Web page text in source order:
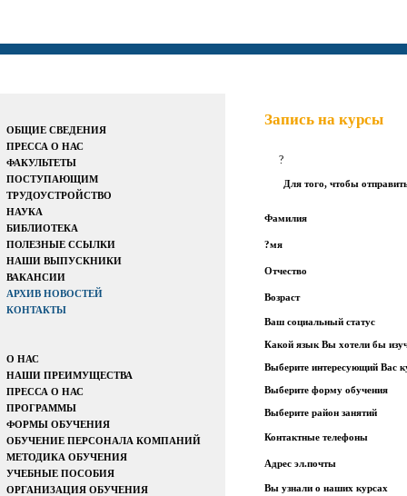
ОБЩИЕ СВЕДЕНИЯ
ПРЕССА О НАС
ФАКУЛЬТЕТЫ
ПОСТУПАЮЩИМ
ТРУДОУСТРОЙСТВО
НАУКА
БИБЛИОТЕКА
ПОЛЕЗНЫЕ ССЫЛКИ
НАШИ ВЫПУСКНИКИ
ВАКАНСИИ
АРХИВ НОВОСТЕЙ
КОНТАКТЫ
О НАС
НАШИ ПРЕИМУЩЕСТВА
ПРЕССА О НАС
ПРОГРАММЫ
ФОРМЫ ОБУЧЕНИЯ
ОБУЧЕНИЕ ПЕРСОНАЛА КОМПАНИЙ
МЕТОДИКА ОБУЧЕНИЯ
УЧЕБНЫЕ ПОСОБИЯ
ОРГАНИЗАЦИЯ ОБУЧЕНИЯ
Запись на курсы
?
Для того, чтобы
Фамилия
?мя
Отчество
Возраст
Ваш социальный статус
Какой язык Вы хотели бы
Выберите интересующий Вас
Выберите форму обучения
Выберите район занятий
Контактные телефоны
Адрес эл.почты
Вы узнали о наших курсах